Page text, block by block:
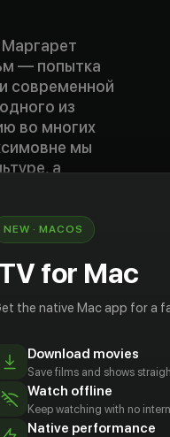
— попытка
современной
из
во многих
мы
а
О роли
ценностях.
NEW · MACOS
for Mac
the native Mac app for a
Download movies
Save films and shows
Watch offline
Keep watching with no
Native performance